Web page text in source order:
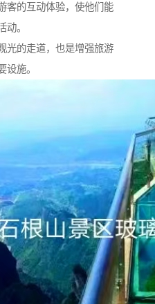
客的互动体验，使他们能
动。
光的走道，也是增强旅游
设施。